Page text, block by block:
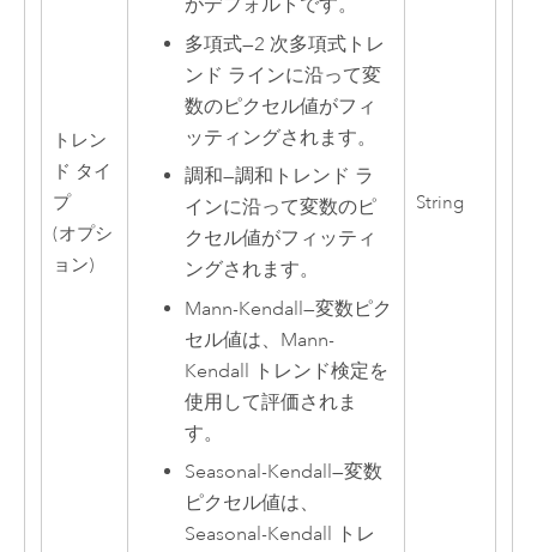
トレン
ド タイ
プ
(オプシ
ョン)
がデフォルトです。
多項式—2 次多項式トレ
ンド ラインに沿って変
数のピクセル値がフィ
ッティングされます。
調和—調和トレンド ラ
インに沿って変数のピ
クセル値がフィッティ
ングされます。
Mann-Kendall—変数ピク
セル値は、Mann-
Kendall トレンド検定を
使用して評価されま
す。
Seasonal-Kendall—変数
ピクセル値は、
Seasonal-Kendall トレ
String